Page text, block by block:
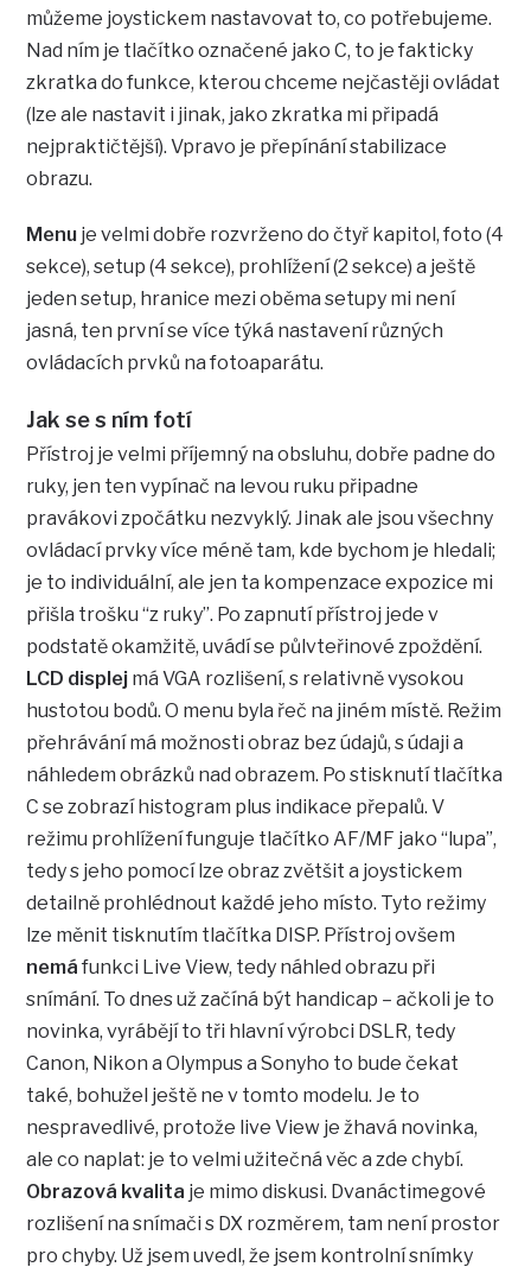
můžeme joystickem nastavovat to, co potřebujeme.
Nad ním je tlačítko označené jako C, to je fakticky
zkratka do funkce, kterou chceme nejčastěji ovládat
(lze ale nastavit i jinak, jako zkratka mi připadá
nejpraktičtější). Vpravo je přepínání stabilizace
obrazu.
Menu je velmi dobře rozvrženo do čtyř kapitol, foto (4
sekce), setup (4 sekce), prohlížení (2 sekce) a ještě
jeden setup, hranice mezi oběma setupy mi není
jasná, ten první se více týká nastavení různých
ovládacích prvků na fotoaparátu.
Jak se s ním fotí
Přístroj je velmi příjemný na obsluhu, dobře padne do
ruky, jen ten vypínač na levou ruku připadne
pravákovi zpočátku nezvyklý. Jinak ale jsou všechny
ovládací prvky více méně tam, kde bychom je hledali;
je to individuální, ale jen ta kompenzace expozice mi
přišla trošku “z ruky”. Po zapnutí přístroj jede v
podstatě okamžitě, uvádí se půlvteřinové zpoždění.
LCD displej má VGA rozlišení, s relativně vysokou
hustotou bodů. O menu byla řeč na jiném místě. Režim
přehrávání má možnosti obraz bez údajů, s údaji a
náhledem obrázků nad obrazem. Po stisknutí tlačítka
C se zobrazí histogram plus indikace přepalů. V
režimu prohlížení funguje tlačítko AF/MF jako “lupa”,
tedy s jeho pomocí lze obraz zvětšit a joystickem
detailně prohlédnout každé jeho místo. Tyto režimy
lze měnit tisknutím tlačítka DISP. Přístroj ovšem
nemá funkci Live View, tedy náhled obrazu při
snímání. To dnes už začíná být handicap – ačkoli je to
novinka, vyrábějí to tři hlavní výrobci DSLR, tedy
Canon, Nikon a Olympus a Sonyho to bude čekat
také, bohužel ještě ne v tomto modelu. Je to
nespravedlivé, protože live View je žhavá novinka,
ale co naplat: je to velmi užitečná věc a zde chybí.
Obrazová kvalita je mimo diskusi. Dvanáctimegové
rozlišení na snímači s DX rozměrem, tam není prostor
pro chyby. Už jsem uvedl, že jsem kontrolní snímky